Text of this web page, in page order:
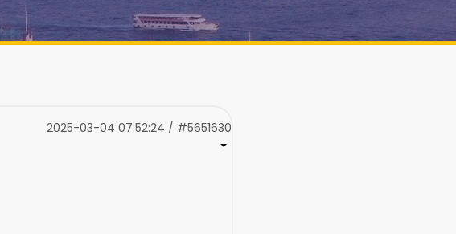
2025-03-04 07:52:24 / #5651630